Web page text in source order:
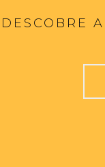
DESCOBRE